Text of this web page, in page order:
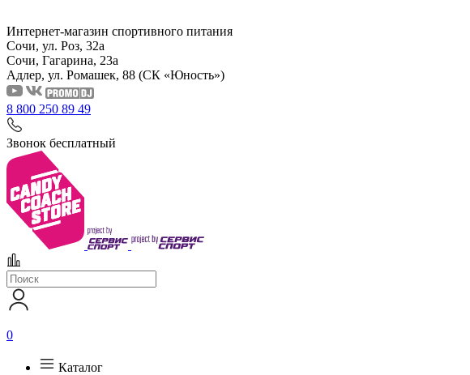
Интернет-магазин спортивного питания
Сочи, ул. Роз, 32а
Сочи, Гагарина, 23а
Адлер, ул. Ромашек, 88 (СК «Юность»)
8 800 250 89 49
Звонок бесплатный
0
Каталог